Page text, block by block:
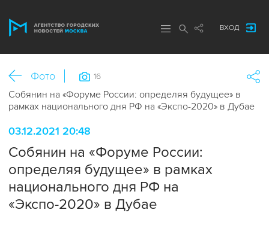
ВХОД
Фото
Собянин на «Форуме России: определяя будущее» в
рамках национального дня РФ на «Экспо-2020» в Дубае
16
03.12.2021 20:48
Собянин на «Форуме России:
определяя будущее» в рамках
национального дня РФ на
«Экспо-2020» в Дубае